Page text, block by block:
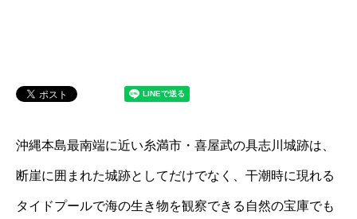
沖縄本島最南端に近い糸満市・喜屋武の具志川城跡は、
断崖に囲まれた城跡としてだけでなく、干潮時に現れる
タイドプールで海の生き物を観察できる自然の宝庫でも